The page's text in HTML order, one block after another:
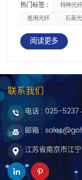
与光谱仪等设备配
成分等的分析和
输特性来检测和测
可以用于监测和测
疗设备，可以在
检查和诊断胃肠道
为医生提供直观的
（OCT）：OCT是
辨率组织影像的技
用于实时观察和诊
病变。 光纤在生物
拥有多年特种光纤
热门标签 : 特种光纤
医用光纤
石英
阅读更多
联系我们
电话 : 025-5237
邮箱 :
江苏省南京市江